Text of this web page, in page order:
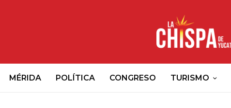
MÉRIDA POLÍTICA CONGRESO TURISMO